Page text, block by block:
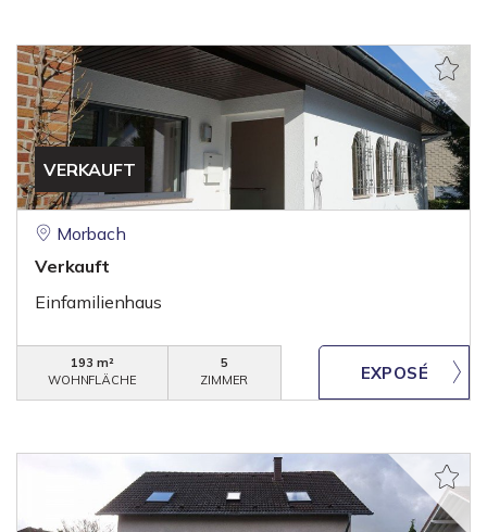
VERKAUFT
Morbach
Verkauft
Einfamilienhaus
193 m²
WOHNFLÄCHE
5
ZIMMER